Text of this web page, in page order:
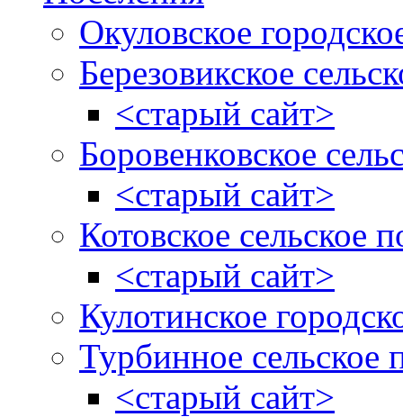
Окуловское
Березовикское
<старый сайт>
Боровенковское
<старый сайт>
Котовское сельское
<старый сайт>
Кулотинское
Турбинное сельское
<старый сайт>